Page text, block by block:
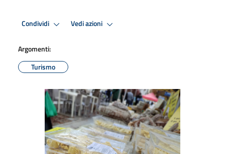
Condividi Vedi azioni
Argomenti:
Turismo